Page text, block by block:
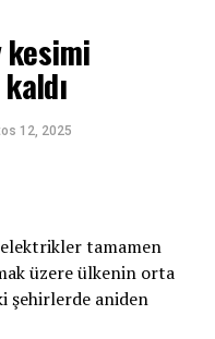
bekleniyor. Türkiye
Akdeniz Bölgesi
36-39 derece.
sıcaklık 50 dereceyi
3 kişi ise
kesimi
12, 2025
tamamen
üzere ülkenin orta
şehirlerde aniden